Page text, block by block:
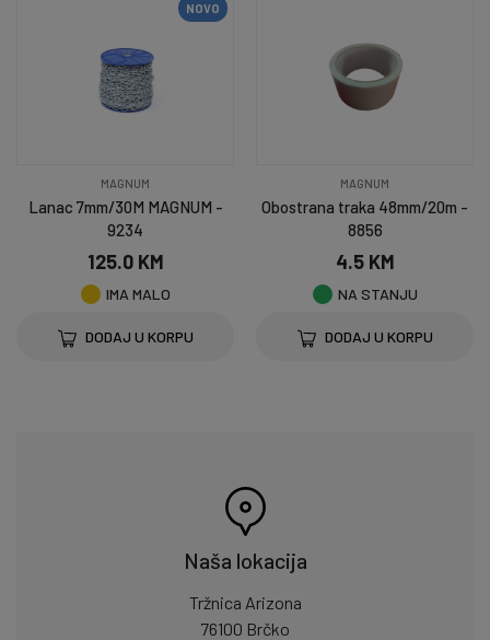
NOVO
MAGNUM
Lanac 7mm/30M MAGNUM -
9234
125.0 KM
IMA MALO
DODAJ U KORPU
MAGNUM
Obostrana traka 48mm/20m -
8856
4.5 KM
NA STANJU
DODAJ U KORPU
Naša lokacija
Tržnica Arizona
76100 Brčko